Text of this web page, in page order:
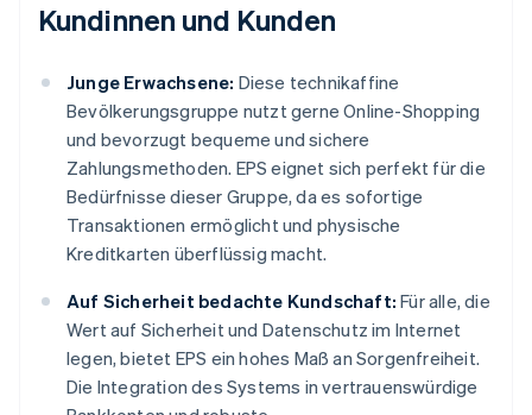
Kundinnen und Kunden
Junge Erwachsene: Diese technikaffine
Bevölkerungsgruppe nutzt gerne Online-Shopping
und bevorzugt bequeme und sichere
Zahlungsmethoden. EPS eignet sich perfekt für die
Bedürfnisse dieser Gruppe, da es sofortige
Transaktionen ermöglicht und physische
Kreditkarten überflüssig macht.
Auf Sicherheit bedachte Kundschaft: Für alle, die
Wert auf Sicherheit und Datenschutz im Internet
legen, bietet EPS ein hohes Maß an Sorgenfreiheit.
Die Integration des Systems in vertrauenswürdige